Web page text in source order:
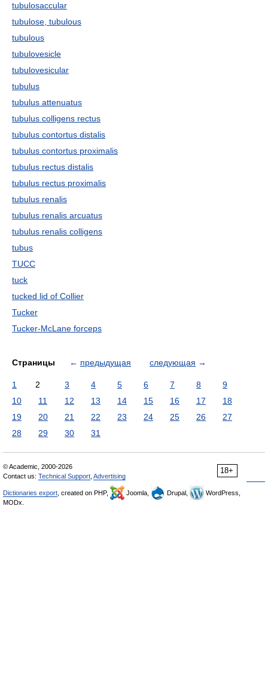
tubulosaccular
tubulose, tubulous
tubulous
tubulovesicle
tubulovesicular
tubulus
tubulus attenuatus
tubulus colligens rectus
tubulus contortus distalis
tubulus contortus proximalis
tubulus rectus distalis
tubulus rectus proximalis
tubulus renalis
tubulus renalis arcuatus
tubulus renalis colligens
tubus
TUCC
tuck
tucked lid of Collier
Tucker
Tucker-McLane forceps
Страницы ← предыдущая следующая →
1 2 3 4 5 6 7 8
9
10
11 12 13 14 15 16 17
18
19
20 21 22 23 24 25 26
27
28
29 30 31
18+
© Academic, 2000-2026
Contact us: Technical Support Advertising
Dictionaries export , created on PHP, Joomla, Drupal,
WordPress,
MODx.